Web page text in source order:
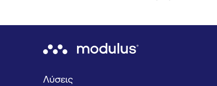
Λύσεις